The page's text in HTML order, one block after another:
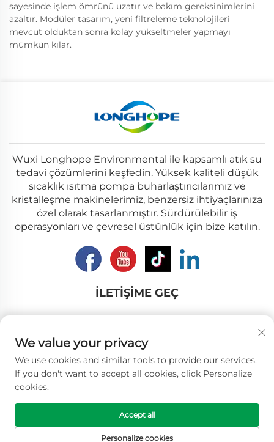
sayesinde işlem ömrünü uzatır ve bakım gereksinimlerini
azaltır. Modüler tasarım, yeni filtreleme teknolojileri
mevcut olduktan sonra kolay yükseltmeler yapmayı
mümkün kılar.
Wuxi Longhope Environmental ile kapsamlı atık su
tedavi çözümlerini keşfedin. Yüksek kaliteli düşük
sıcaklık ısıtma pompa buharlaştırıcılarımız ve
kristalleşme makinelerimiz, benzersiz ihtiyaçlarınıza
özel olarak tasarlanmıştır. Sürdürülebilir iş
operasyonları ve çevresel üstünlük için bize katılın.
İLETIŞIME GEÇ
E-posta:[email protected]
Tel:+86-18018310578
Telif hakkı © 2025 Wuxi Longhope Environmental co.ltd.
Tüm hakları saklıdır. -Gizlilik Politikası
We value your privacy
We use cookies and similar tools to provide our services.
If you don't want to accept all cookies, click Personalize
cookies.
Personalize cookies
Accept all